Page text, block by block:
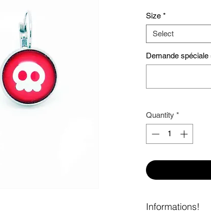
Size *
Select
Demande spéciale
Quantity *
Informations!